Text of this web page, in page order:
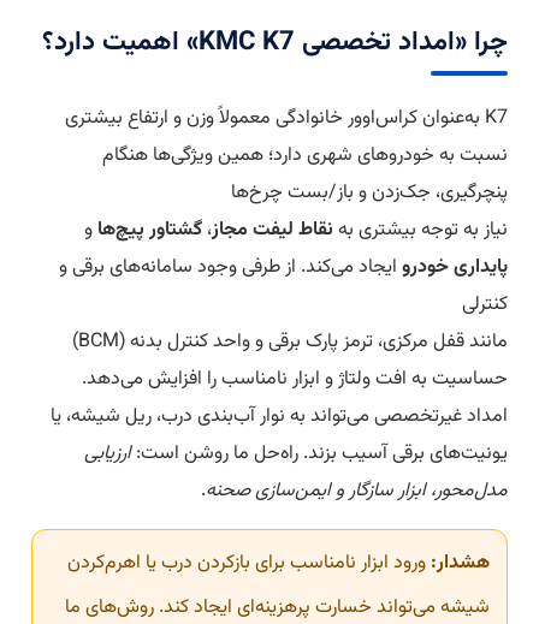
چرا «امداد تخصصی KMC K7» اهمیت دارد؟
K7 به‌عنوان کراس‌اوور خانوادگی معمولاً وزن و ارتفاع بیشتری
نسبت به خودروهای شهری دارد؛ همین ویژگی‌ها هنگام
پنچرگیری، جک‌زدن و باز/بست چرخ‌ها
نیاز به توجه بیشتری به نقاط لیفت مجاز، گشتاور پیچ‌ها و
پایداری خودرو ایجاد می‌کند. از طرفی وجود سامانه‌های برقی و
کنترلی
مانند قفل مرکزی، ترمز پارک برقی و واحد کنترل بدنه (BCM)
حساسیت به افت ولتاژ و ابزار نامناسب را افزایش می‌دهد.
امداد غیرتخصصی می‌تواند به نوار آب‌بندی درب، ریل شیشه، یا
یونیت‌های برقی آسیب بزند. راه‌حل ما روشن است:ارزیابی
مدل‌محور، ابزار سازگار و ایمن‌سازی صحنه.
هشدار: ورود ابزار نامناسب برای بازکردن درب یا اهرم‌کردن
شیشه می‌تواند خسارت پرهزینه‌ای ایجاد کند. روش‌های ما